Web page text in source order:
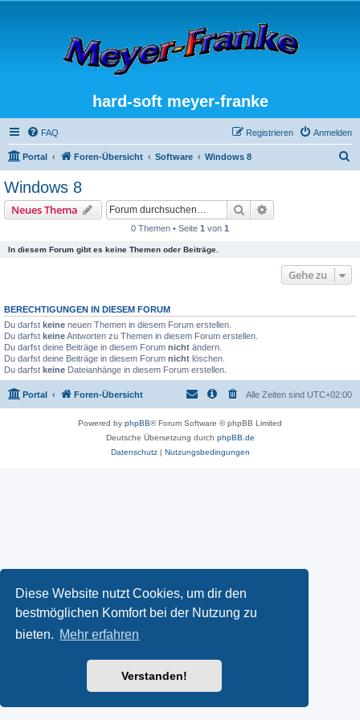
Diese Website nutzt Cookies, um dir den
bestmöglichen Komfort bei der Nutzung zu
bieten. Mehr erfahren
Verstanden!
hard-soft meyer-franke
FAQ Anmelden
Registrieren
Portal Foren-Übersicht Software Windows 8
Windows 8
Neues Thema Suche
0 Themen • Seite 1 von 1
In diesem Forum gibt es keine Themen oder Beiträge.
Gehe zu
BERECHTIGUNGEN IN DIESEM FORUM
Du darfst keine neuen Themen in diesem Forum erstellen.
Du darfst keineAntworten zu Themen in diesem Forum erstellen.
Du darfst deine Beiträge in diesem Forum nicht ändern.
Du darfst deine Beiträge in diesem Forum nicht löschen.
Du darfst keine Dateianhänge in diesem Forum erstellen.
Portal Foren-Übersicht Alle Zeiten sind UTC+02:00
Powered by phpBB® Forum Software © phpBB Limited
Deutsche Übersetzung durch phpBB.de
Datenschutz| Nutzungsbedingungen